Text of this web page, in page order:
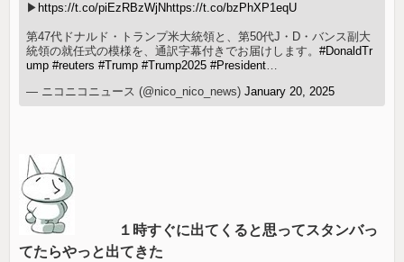
▶ https://t.co/piEzRBzWjN https://t.co/bzPhXP1eqU
第47代ドナルド・トランプ米大統領と、第50代J・D・バンス副大
統領の就任式の模様を、通訳字幕付きでお届けします。#DonaldTr
ump #reuters #Trump #Trump2025 #President…
— ニコニコニュース (@nico_nico_news)January 20, 2025
１時すぐに出てくると思ってスタンバっ
てたらやっと出てきた